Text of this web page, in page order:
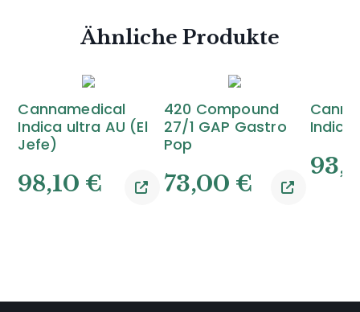
Ähnliche Produkte
Cannamedical
Indica ultra AU (El
Jefe)
98,10 €
420 Compound
27/1 GAP Gastro
Pop
73,00 €
Indica